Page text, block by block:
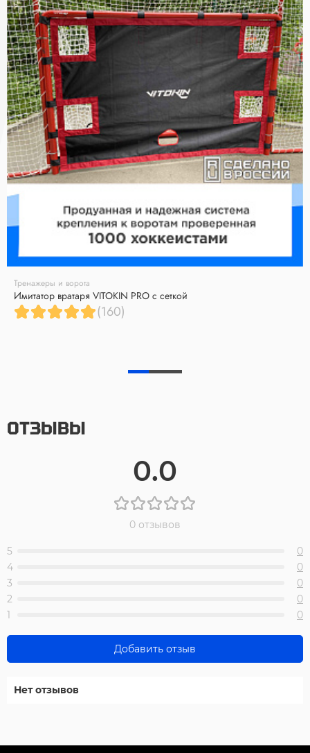
Тренажеры и ворота
Имитатор вратаря VITOKIN PRO с сеткой
(160)
ОТЗЫВЫ
0.0
0 отзывов
5
0
4
0
3
0
2
0
1
0
Добавить отзыв
Нет отзывов